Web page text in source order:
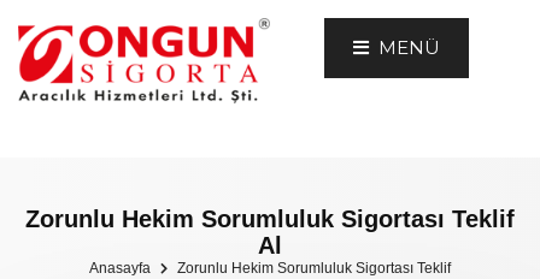
MENÜ
Zorunlu Hekim Sorumluluk Sigortası Teklif
Al
Anasayfa Zorunlu Hekim Sorumluluk Sigortası Teklif